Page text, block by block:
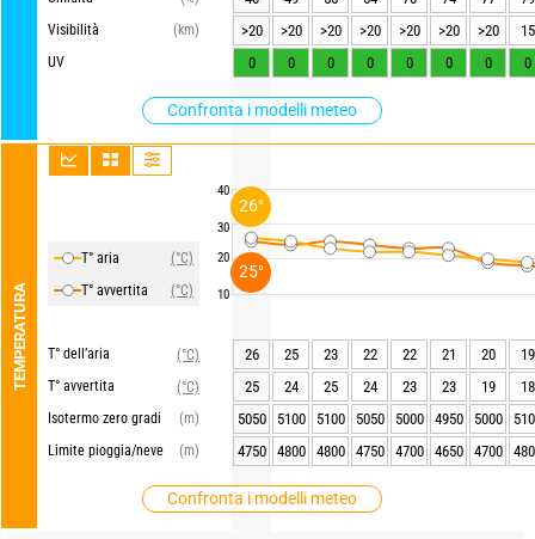
Visibilità
(km)
UV
Confronta i modelli meteo
TEMPERATURA
T° aria
(°C)
T° avvertita
(°C)
T° dell’aria
(°C)
T° avvertita
(°C)
Isotermo zero gradi
(m)
Limite pioggia/neve
(m)
Confronta i modelli meteo
40
30
20
10
>20
>20 >20 >20 >20 >20 >20
15
0
0 0 0 0 0 0 0
26 25 23 22 22 21 20
19
25
24 25 24 23 23 19
18
5050
5100 5100 5050 5000 4950 5000
4750
4800 4800 4750 4700 4650 4700
26°
25°